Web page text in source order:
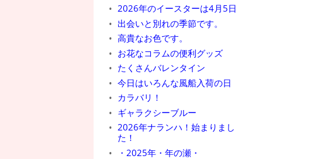
2026年のイースターは4月5日
出会いと別れの季節です。
高貴なお色です。
お花なコラムの便利グッズ
たくさんバレンタイン
今日はいろんな風船入荷の日
カラバリ！
ギャラクシーブルー
2026年ナランハ！始まりまし
た！
・2025年・年の瀬・